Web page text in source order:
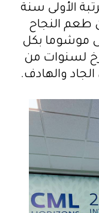
وبالرتبة الأولى سنة
طعم النجاح
2022 سيبقى موشوما بكل
لسنوات من
والهادف.